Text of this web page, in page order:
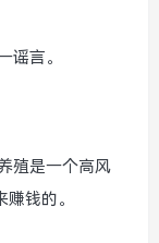
谣言。
殖是一个高风
钱的。